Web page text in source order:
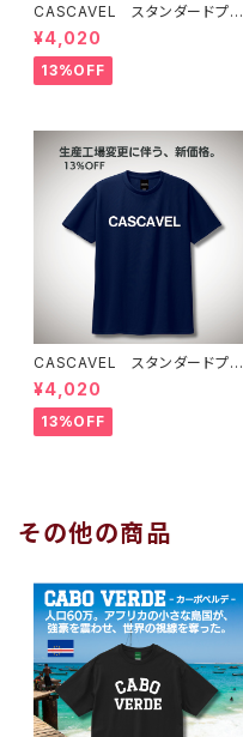
CASCAVEL スタンダードプラ
クティスシャツ ライトブルー
¥4,020
13%OFF
CASCAVEL スタンダードプラ
クティスシャツ ネイビー
¥4,020
13%OFF
その他の商品